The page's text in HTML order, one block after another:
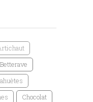
Betterave
Chocolat